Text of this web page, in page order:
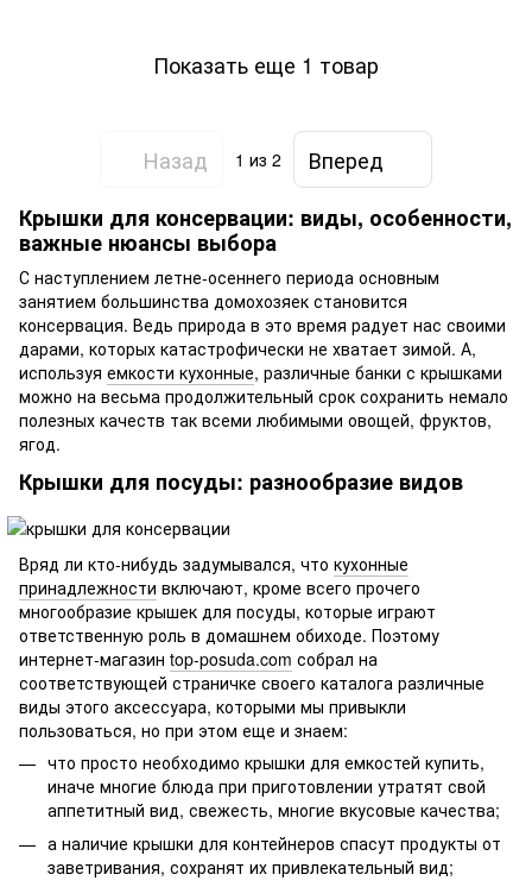
Показать еще 1 товар
Назад 1 из 2
Вперед
Крышки для консервации: виды, особенности,
важные нюансы выбора
С наступлением летне-осеннего периода основным
занятием большинства домохозяек становится
консервация. Ведь природа в это время радует нас своими
дарами, которых катастрофически не хватает зимой. А,
используя емкости кухонные, различные банки с крышками
можно на весьма продолжительный срок сохранить немало
полезных качеств так всеми любимыми овощей, фруктов,
ягод.
Крышки для посуды: разнообразие видов
Вряд ли кто-нибудь задумывался, что кухонные
принадлежности включают, кроме всего прочего
многообразие крышек для посуды, которые играют
ответственную роль в домашнем обиходе. Поэтому
интернет-магазин top-posuda.com собрал на
соответствующей страничке своего каталога различные
виды этого аксессуара, которыми мы привыкли
пользоваться, но при этом еще и знаем:
что просто необходимо крышки для емкостей купить,
иначе многие блюда при приготовлении утратят свой
аппетитный вид, свежесть, многие вкусовые качества;
а наличие крышки для контейнеров спасут продукты от
заветривания, сохранят их привлекательный вид;